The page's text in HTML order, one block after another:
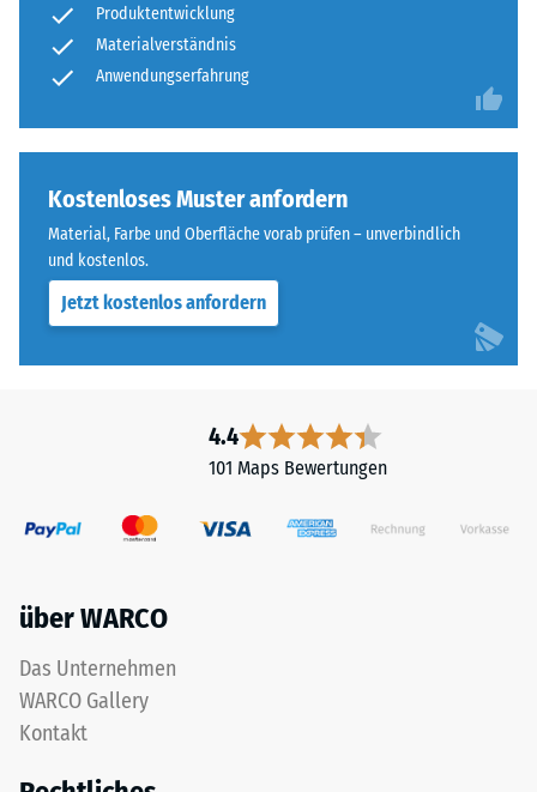
Produktentwicklung
Materialverständnis
Anwendungserfahrung
Kostenloses Muster anfordern
Material, Farbe und Oberfläche vorab prüfen – unverbindlich
und kostenlos.
Jetzt kostenlos anfordern
4.4
101 Maps Bewertungen
über WARCO
Das Unternehmen
WARCO Gallery
Kontakt